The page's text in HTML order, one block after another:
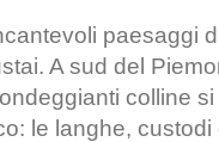
paesaggi
A sud del
colline
le langhe, custodi